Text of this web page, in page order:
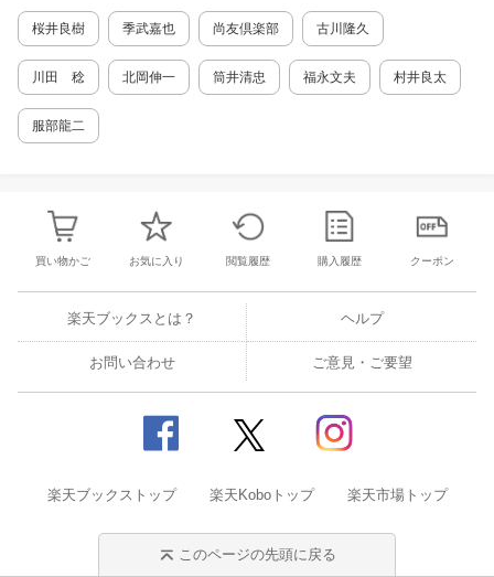
政／若杉要／和田小六 2 原田熊雄差出書簡 伊
沢多喜男／宇垣一成／大野緑一郎／川崎克／木
／阪谷希一／白根竹介／高木惣吉／寺内寿一／
西田幾多郎／野村吉三郎／長谷川 清／原田敬策
桜井良樹 季武嘉也 尚友倶楽部 古川隆久
川田 稔 北岡伸一 筒井清忠 福永文夫 村井良太
服部龍二
買い物かご お気に入り 閲覧履歴 購入履歴 クーポン
楽天ブックスとは？ ヘルプ
お問い合わせ ご意見・ご要望
楽天ブックストップ 楽天Koboトップ 楽天市場トップ
このページの先頭に戻る